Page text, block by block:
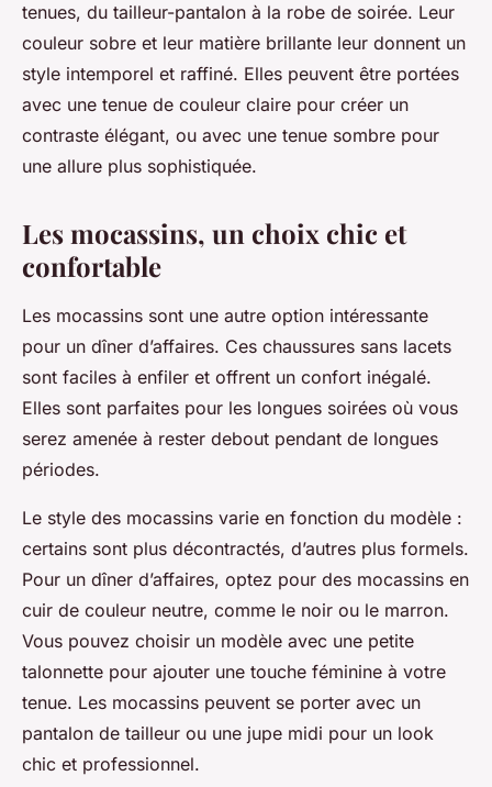
tenues, du tailleur-pantalon à la robe de soirée. Leur
couleur sobre et leur matière brillante leur donnent un
style intemporel et raffiné. Elles peuvent être portées
avec une tenue de couleur claire pour créer un
contraste élégant, ou avec une tenue sombre pour
une allure plus sophistiquée.
Les mocassins, un choix chic et
confortable
Les mocassins sont une autre option intéressante
pour un dîner d’affaires. Ces chaussures sans lacets
sont faciles à enfiler et offrent un confort inégalé.
Elles sont parfaites pour les longues soirées où vous
serez amenée à rester debout pendant de longues
périodes.
Le style des mocassins varie en fonction du modèle :
certains sont plus décontractés, d’autres plus formels.
Pour un dîner d’affaires, optez pour des mocassins en
cuir de couleur neutre, comme le noir ou le marron.
Vous pouvez choisir un modèle avec une petite
talonnette pour ajouter une touche féminine à votre
tenue. Les mocassins peuvent se porter avec un
pantalon de tailleur ou une jupe midi pour un look
chic et professionnel.